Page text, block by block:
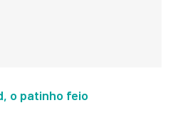
o patinho feio